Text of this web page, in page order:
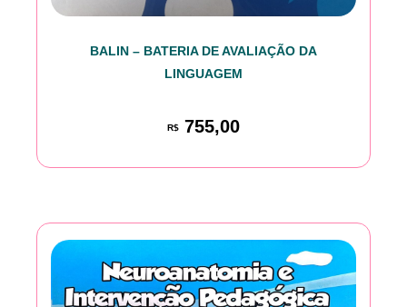
BALIN – BATERIA DE AVALIAÇÃO DA
LINGUAGEM
R$ 755,00